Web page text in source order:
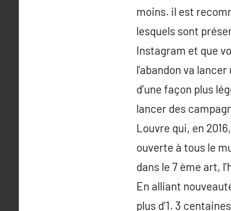
moins. il est
lesquels sont
Instagram et que
l’abandon va
d’une façon plus
lancer des
Louvre qui, en
ouverte à tous le
dans le 7 ème art,
En alliant
plus d’1. 3